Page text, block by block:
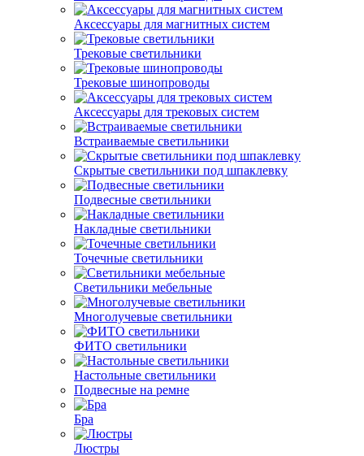
Аксессуары для магнитных систем
Трековые светильники
Трековые шинопроводы
Аксессуары для трековых систем
Встраиваемые светильники
Скрытые светильники под шпаклевку
Подвесные светильники
Накладные светильники
Точечные светильники
Светильники мебельные
Многолучевые светильники
ФИТО светильники
Настольные светильники
Подвесные на ремне
Бра
Люстры